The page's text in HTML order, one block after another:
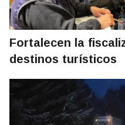
Fortalecen la
destinos turísticos